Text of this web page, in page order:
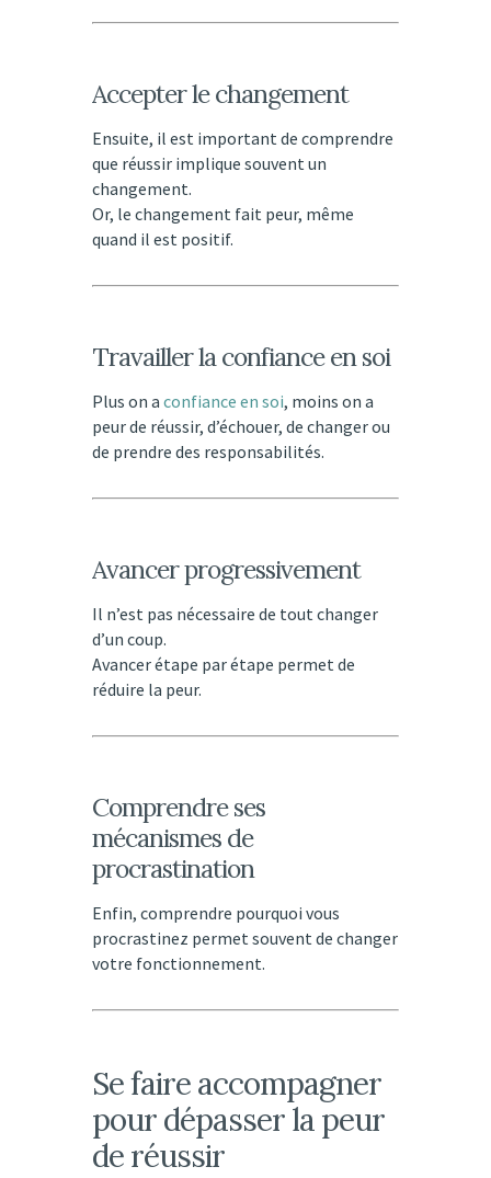
Accepter le changement
Ensuite, il est important de comprendre
que réussir implique souvent un
changement.
Or, le changement fait peur, même
quand il est positif.
Travailler la confiance en soi
Plus on a confiance en soi, moins on a
peur de réussir, d’échouer, de changer ou
de prendre des responsabilités.
Avancer progressivement
Il n’est pas nécessaire de tout changer
d’un coup.
Avancer étape par étape permet de
réduire la peur.
Comprendre ses
mécanismes de
procrastination
Enfin, comprendre pourquoi vous
procrastinez permet souvent de changer
votre fonctionnement.
Se faire accompagner
pour dépasser la peur
de réussir